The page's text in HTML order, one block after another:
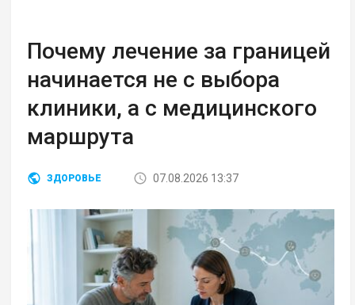
Почему лечение за границей
начинается не с выбора
клиники, а с медицинского
маршрута
ЗДОРОВЬЕ 07.08.2026 13:37